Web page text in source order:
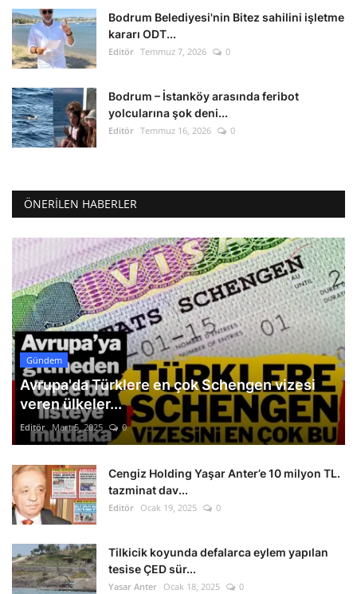
Bodrum Belediyesi'nin Bitez sahilini işletme
kararı ODT...
Editör Temmuz 7, 2026 0
Bodrum – İstanköy arasında feribot
yolcularına şok deni...
Editör Temmuz 16, 2026 0
ÖNERILEN HABERLER
Gündem
Avrupa'da Türklere en çok Schengen vizesi
veren ülkeler...
Editör Mart 5, 2025 0
Cengiz Holding Yaşar Anter’e 10 milyon TL.
tazminat dav...
Editör Ocak 19, 2025 0
Tilkicik koyunda defalarca eylem yapılan
tesise ÇED sür...
Yasar Anter Ocak 18, 2025 0